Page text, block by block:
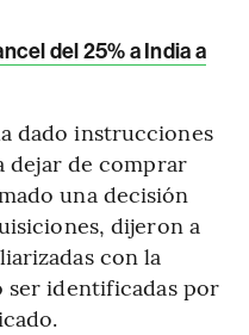
del 25% a India a
dado instrucciones
dejar de comprar
una decisión
dijeron a
con la
identificadas por